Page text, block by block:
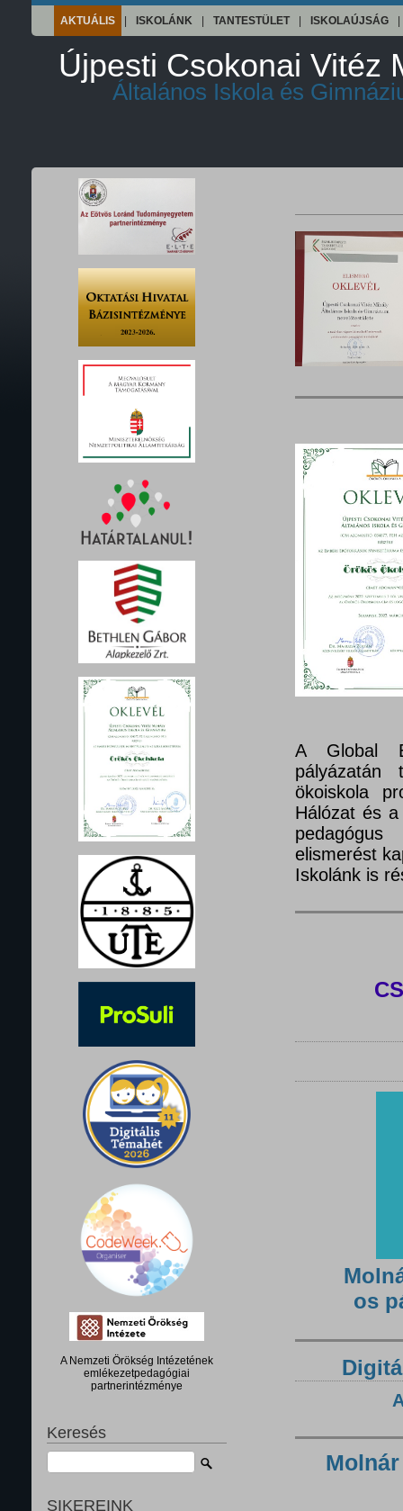
AKTUÁLIS ISKOLÁNK TANTESTÜLET ISKOLAÚJSÁG
Újpesti Csokonai Vitéz
Általános Iskola és
A Nemzeti Örökség Intézetének
emlékezetpedagógiai
partnerintézménye
Keresés
SIKEREINK
A Global
pályázatán
ökoiskola
Hálózat és
elismerést
Iskolánk is
os